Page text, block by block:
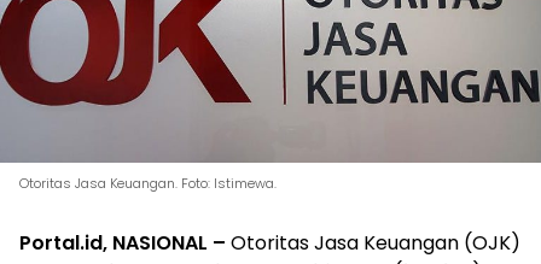
Otoritas Jasa Keuangan. Foto: Istimewa.
Portal.id, NASIONAL – Otoritas Jasa Keuangan (OJK)